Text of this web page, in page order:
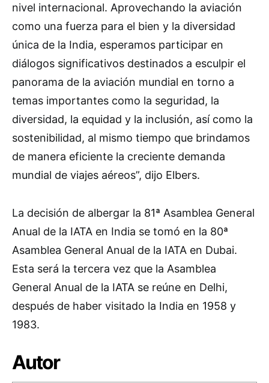
nivel internacional. Aprovechando la aviación
como una fuerza para el bien y la diversidad
única de la India, esperamos participar en
diálogos significativos destinados a esculpir el
panorama de la aviación mundial en torno a
temas importantes como la seguridad, la
diversidad, la equidad y la inclusión, así como la
sostenibilidad, al mismo tiempo que brindamos
de manera eficiente la creciente demanda
mundial de viajes aéreos”, dijo Elbers.
La decisión de albergar la 81ª Asamblea General
Anual de la IATA en India se tomó en la 80ª
Asamblea General Anual de la IATA en Dubai.
Esta será la tercera vez que la Asamblea
General Anual de la IATA se reúne en Delhi,
después de haber visitado la India en 1958 y
1983.
Autor